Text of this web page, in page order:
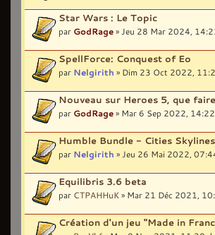
Star Wars : Le Topic
par GodRage» Jeu 28 Mar 2024,
SpellForce: Conquest of Eo
par Nelgirith » Dim 23 Oct 2022,
Nouveau sur Heroes 5, que
par GodRage» Mar 6 Sep 2022,
Humble Bundle - Cities Skylines
par Nelgirith » Jeu 26 Mai 2022,
Equilibris 3.6 beta
par CTPAHHuK» Mar 21 Déc 2021,
Création d'un jeu "Made in